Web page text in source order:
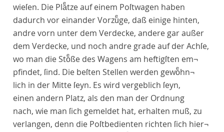
wieſen. Die Plaͤtze auf einem Poſtwagen haben
dadurch vor einander Vorzuͤge, daß einige hinten,
andre vorn unter dem Verdecke, andere gar außer
dem Verdecke, und noch andre grade auf der Achſe,
wo man die Stoͤße des Wagens am heftigſten em¬
pfindet, ſind. Die beſten Stellen werden gewoͤhn¬
lich in der Mitte ſeyn. Es wird vergeblich ſeyn,
einen andern Platz, als den man der Ordnung
nach, wie man ſich gemeldet hat, erhalten muß, zu
verlangen, denn die Poſtbedienten richten ſich hier¬